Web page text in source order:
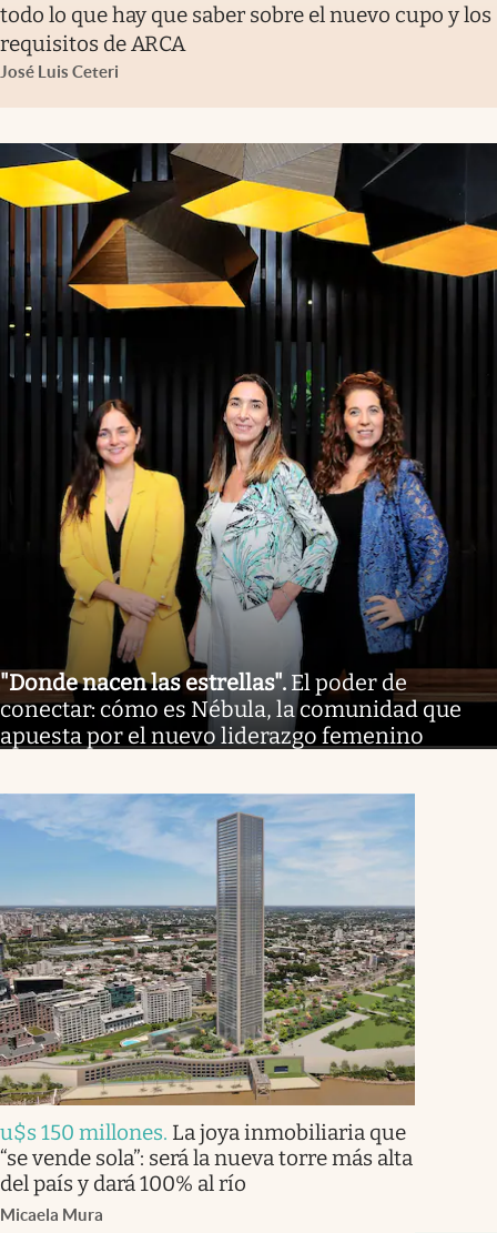
todo lo que hay que saber sobre el nuevo cupo y los
requisitos de ARCA
José Luis Ceteri
"Donde nacen las estrellas". El poder de
conectar: cómo es Nébula, la comunidad que
apuesta por el nuevo liderazgo femenino
u$s 150 millones. La joya inmobiliaria que
“se vende sola”: será la nueva torre más alta
del país y dará 100% al río
Micaela Mura